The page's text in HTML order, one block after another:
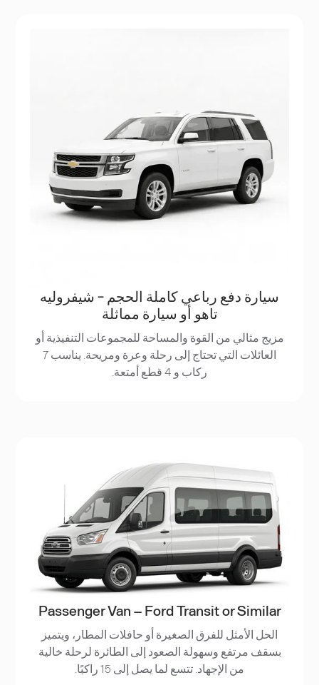
سيارة دفع رباعي كاملة الحجم - شيفروليه
تاهو أو سيارة مماثلة
مزيج مثالي من القوة والمساحة للمجموعات التنفيذية أو
العائلات التي تحتاج إلى رحلة وعرة ومريحة. يناسب 7
ركاب و 4 قطع أمتعة.
Passenger Van – Ford Transit or Similar
الحل الأمثل للفرق الصغيرة أو حافلات المطار، ويتميز
بسقف مرتفع وسهولة الصعود إلى الطائرة لرحلة خالية
من الإجهاد. تتسع لما يصل إلى 15 راكبًا.